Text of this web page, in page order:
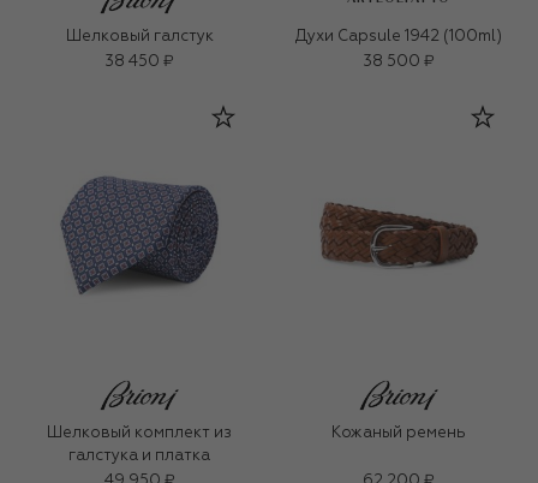
Шелковый галстук
38 450 ₽
Духи Capsule 1942 (100ml)
38 500 ₽
Шелковый комплект из
галстука и платка
Кожаный ремень